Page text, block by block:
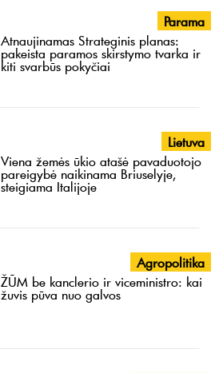
Parama
Atnaujinamas Strateginis planas:
pakeista paramos skirstymo tvarka ir
kiti svarbūs pokyčiai
Lietuva
Viena žemės ūkio atašė pavaduotojo
pareigybė naikinama Briuselyje,
steigiama Italijoje
Agropolitika
ŽŪM be kanclerio ir viceministro: kai
žuvis pūva nuo galvos